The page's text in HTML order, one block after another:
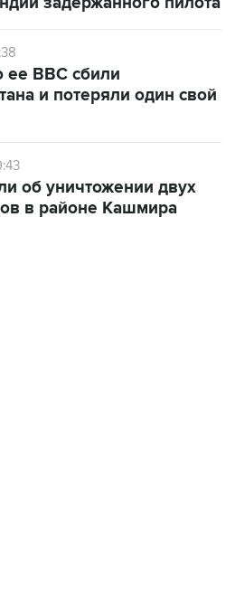
ее ВВС сбили
и потеряли один свой
об уничтожении двух
в районе Кашмира